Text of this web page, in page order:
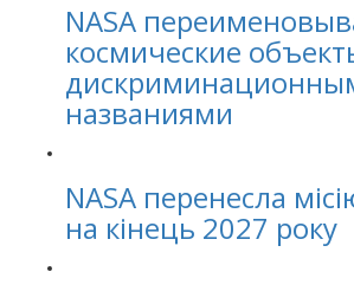
NASA
космические
названиями
NASA перенесла
на кінець 2027 року